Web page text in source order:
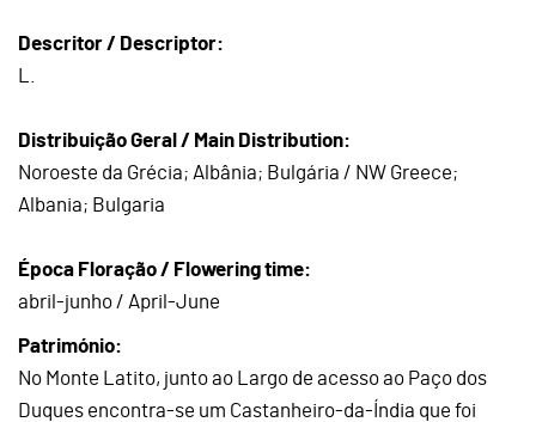
Descritor / Descriptor:
Distribuição Geral / Main Distribution:
Noroeste da Grécia; Albânia; Bulgária / NW Greece;
Albania; Bulgaria
Época Floração / Flowering time:
abril-junho / April-June
Património:
No Monte Latito, junto ao Largo de acesso ao Paço dos
Duques encontra-se um Castanheiro-da-Índia que foi